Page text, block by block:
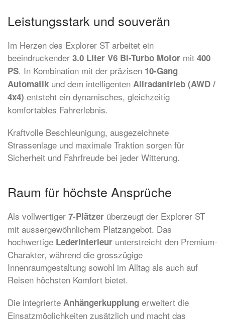
Leistungsstark und souverän
Im Herzen des Explorer ST arbeitet ein
beeindruckender 3.0 Liter V6 Bi-Turbo Motor mit 400
PS. In Kombination mit der präzisen 10-Gang
Automatik und dem intelligenten Allradantrieb (AWD /
4x4) entsteht ein dynamisches, gleichzeitig
komfortables Fahrerlebnis.
Kraftvolle Beschleunigung, ausgezeichnete
Strassenlage und maximale Traktion sorgen für
Sicherheit und Fahrfreude bei jeder Witterung.
Raum für höchste Ansprüche
Als vollwertiger 7-Plätzer überzeugt der Explorer ST
mit aussergewöhnlichem Platzangebot. Das
hochwertige Lederinterieur unterstreicht den Premium-
Charakter, während die grosszügige
Innenraumgestaltung sowohl im Alltag als auch auf
Reisen höchsten Komfort bietet.
Die integrierte Anhängerkupplung erweitert die
Einsatzmöglichkeiten zusätzlich und macht das